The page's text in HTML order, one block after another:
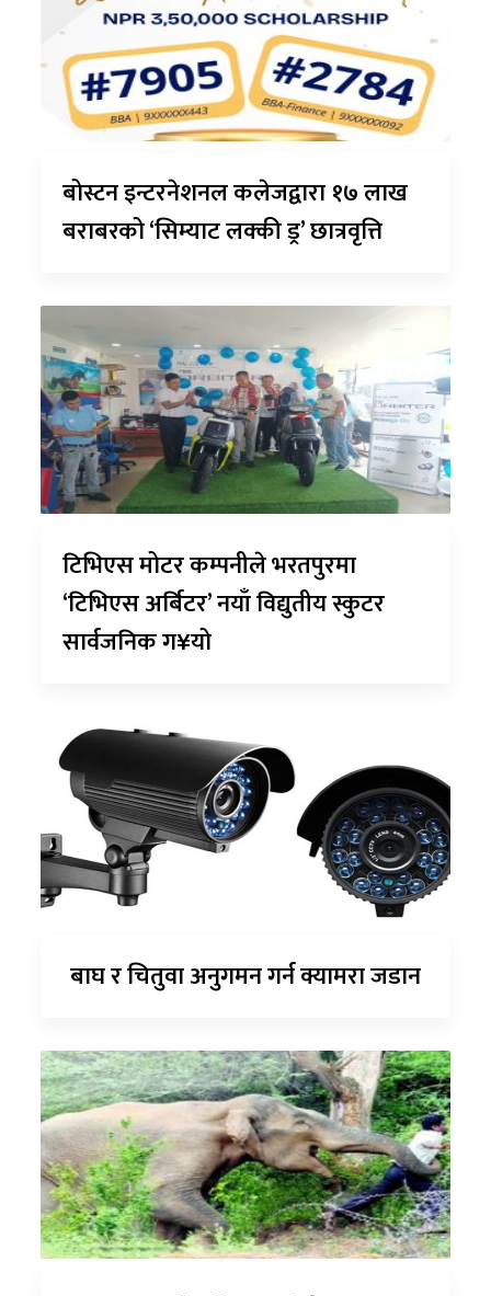
बोस्टन इन्टरनेशनल कलेजद्वारा १७ लाख
बराबरको ‘सिम्याट लक्की ड्र’ छात्रवृत्ति
टिभिएस मोटर कम्पनीले भरतपुरमा
‘टिभिएस अर्बिटर’ नयाँ विद्युतीय स्कुटर
सार्वजनिक ग¥यो
बाघ र चितुवा अनुगमन गर्न क्यामरा जडान